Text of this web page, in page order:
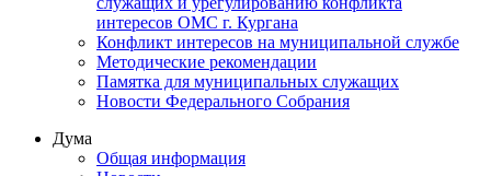
интересов ОМС г. Кургана
Конфликт интересов на муниципальной службе
Методические рекомендации
Памятка для муниципальных служащих
Новости Федерального Cобрания
Дума
Общая информация